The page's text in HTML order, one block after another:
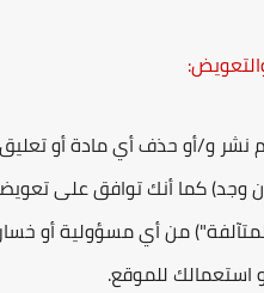
نشر و/أو حذف أي مادة أو
وجد) كما أنك توافق على
من أي مسؤولية أو
استعمالك للموقع.